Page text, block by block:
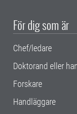
För dig som är
Chef/ledare
Doktorand eller
Forskare
Handläggare